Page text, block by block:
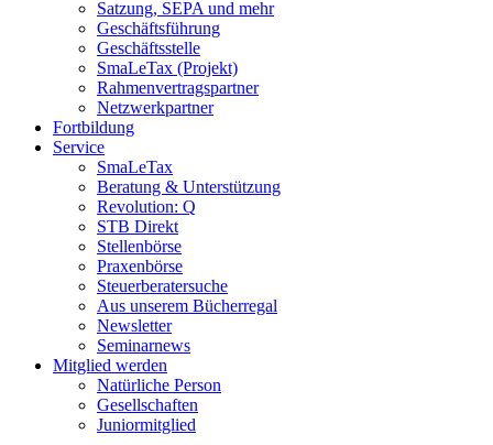
Satzung, SEPA und mehr
Geschäftsführung
Geschäftsstelle
SmaLeTax (Projekt)
Rahmenvertragspartner
Netzwerkpartner
Fortbildung
Service
SmaLeTax
Beratung & Unterstützung
Revolution: Q
STB Direkt
Stellenbörse
Praxenbörse
Steuerberatersuche
Aus unserem Bücherregal
Newsletter
Seminarnews
Mitglied werden
Natürliche Person
Gesellschaften
Juniormitglied